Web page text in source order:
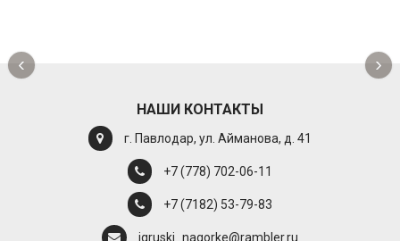
‹ ›
НАШИ КОНТАКТЫ
г. Павлодар, ул. Айманова, д. 41
+7 (778) 702-06-11
+7 (7182) 53-79-83
igruski_nagorke@rambler.ru